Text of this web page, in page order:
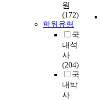
원
(172)
학위유형
국
내석
사
(204)
국
내박
사